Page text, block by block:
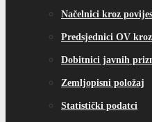
Načelnici kroz
Predsjednici OV
Dobitnici javnih
Zemljopisni položaj
Statistički podatci